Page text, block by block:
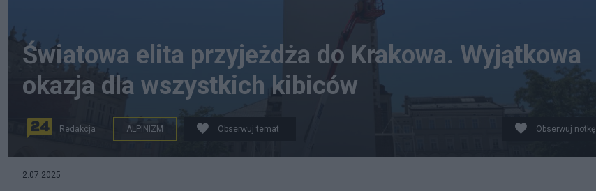
Światowa elita przyjeżdża do Krakowa. Wyjątkowa
okazja dla wszystkich kibiców
Redakcja ALPINIZM Obserwuj temat Obserwuj notkę
2.07.2025